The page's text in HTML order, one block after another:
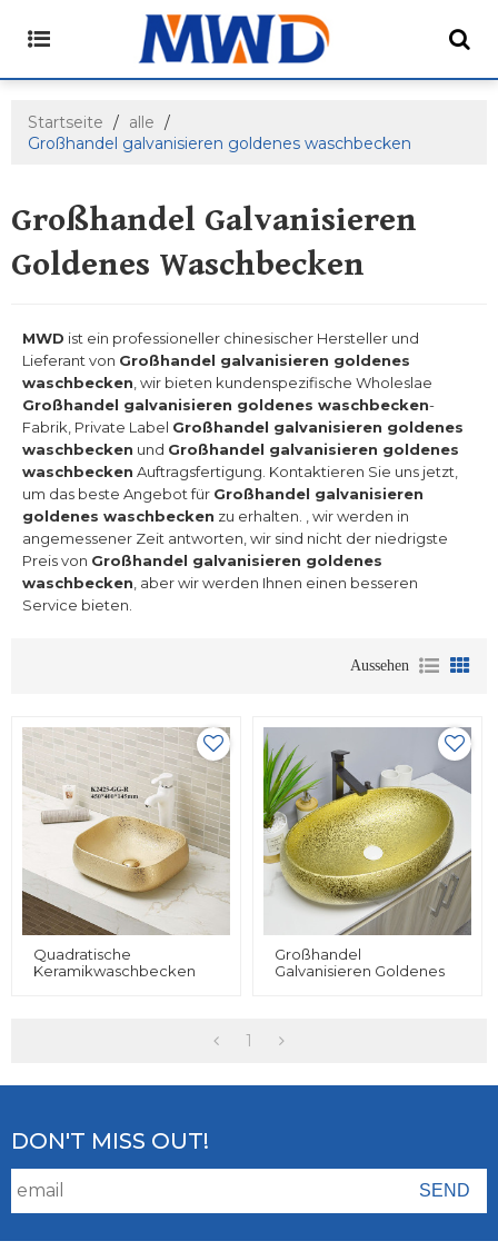
Startseite / alle /
Großhandel galvanisieren goldenes waschbecken
Großhandel Galvanisieren
Goldenes Waschbecken
MWD ist ein professioneller chinesischer Hersteller und
Lieferant von Großhandel galvanisieren goldenes
waschbecken , wir bieten kundenspezifische Wholeslae
Großhandel galvanisieren goldenes waschbecken-
Fabrik, Private Label Großhandel galvanisieren goldenes
waschbecken und Großhandel galvanisieren goldenes
waschbecken Auftragsfertigung. Kontaktieren Sie uns jetzt,
um das beste Angebot für Großhandel galvanisieren
goldenes waschbecken zu erhalten. , wir werden in
angemessener Zeit antworten, wir sind nicht der niedrigste
Preis von Großhandel galvanisieren goldenes
waschbecken , aber wir werden Ihnen einen besseren
Service bieten.
Aussehen
Quadratische
Keramikwaschbecken
Großhandel
Galvanisieren Goldenes
1
DON'T MISS OUT!